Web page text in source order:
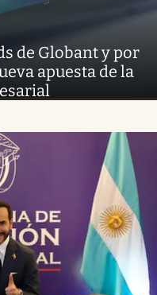
de Globant y por
apuesta de la